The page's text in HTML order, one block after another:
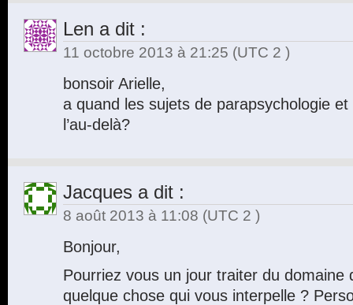
Len a dit :
11 octobre 2013 à 21:25 (UTC 2 )
bonsoir Arielle,
a quand les sujets de parapsychologie
l’au-delà?
Jacques a dit :
8 août 2013 à 11:08 (UTC 2 )
Bonjour,
Pourriez vous un jour traiter du domaine
quelque chose qui vous interpelle ?